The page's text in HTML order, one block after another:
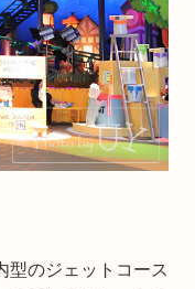
型のジェットコース